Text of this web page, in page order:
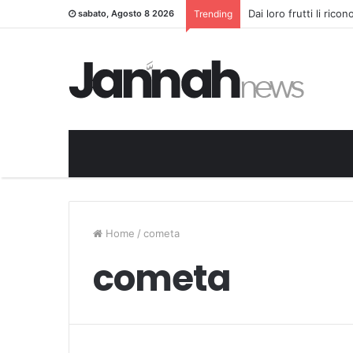
sabato, Agosto 8 2026 Trending Dai loro frutti li
Home / cometa
cometa